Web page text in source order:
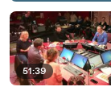
51:39